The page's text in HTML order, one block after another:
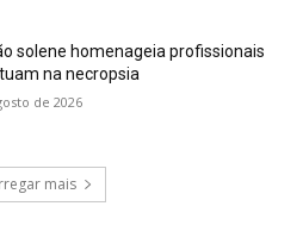
solene homenageia profissionais
na necropsia
de 2026
mais